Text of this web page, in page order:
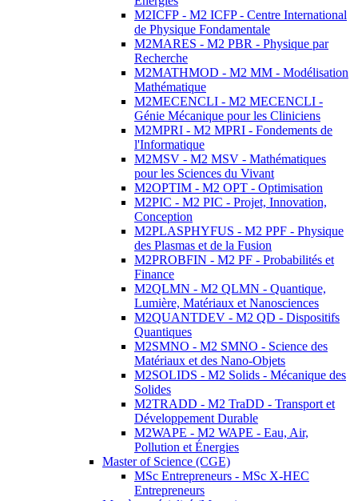
M2ICFP - M2 ICFP - Centre International
de Physique Fondamentale
M2MARES - M2 PBR - Physique par
Recherche
M2MATHMOD - M2 MM - Modélisation
Mathématique
M2MECENCLI - M2 MECENCLI -
Génie Mécanique pour les Cliniciens
M2MPRI - M2 MPRI - Fondements de
l'Informatique
M2MSV - M2 MSV - Mathématiques
pour les Sciences du Vivant
M2OPTIM - M2 OPT - Optimisation
M2PIC - M2 PIC - Projet, Innovation,
Conception
M2PLASPHYFUS - M2 PPF - Physique
des Plasmas et de la Fusion
M2PROBFIN - M2 PF - Probabilités et
Finance
M2QLMN - M2 QLMN - Quantique,
Lumière, Matériaux et Nanosciences
M2QUANTDEV - M2 QD - Dispositifs
Quantiques
M2SMNO - M2 SMNO - Science des
Matériaux et des Nano-Objets
M2SOLIDS - M2 Solids - Mécanique des
Solides
M2TRADD - M2 TraDD - Transport et
Développement Durable
M2WAPE - M2 WAPE - Eau, Air,
Pollution et Énergies
Master of Science (CGE)
MSc Entrepreneurs - MSc X-HEC
Entrepreneurs